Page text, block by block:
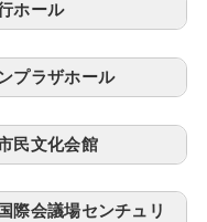
ホール
プラザホール
民文化会館
際会議場センチュリ